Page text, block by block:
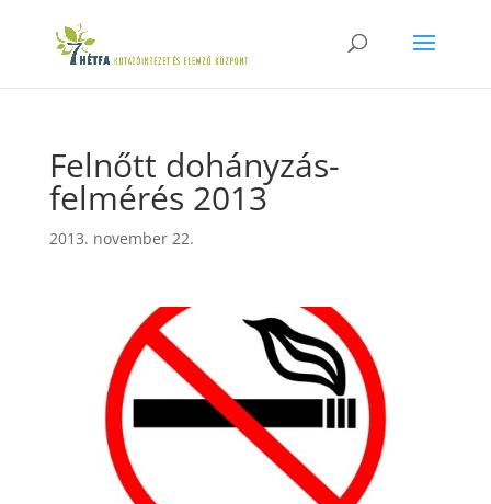
Felnőtt dohányzás-
felmérés 2013
2013. november 22.